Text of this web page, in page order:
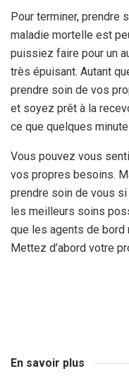
Pour terminer, prendre
maladie mortelle est
puissiez faire pour un
très épuisant. Autant
prendre soin de vos
et soyez prêt à la
ce que quelques
Vous pouvez vous
vos propres besoins.
prendre soin de vous
les meilleurs soins
que les agents de bord
Mettez d’abord votre
En savoir plus